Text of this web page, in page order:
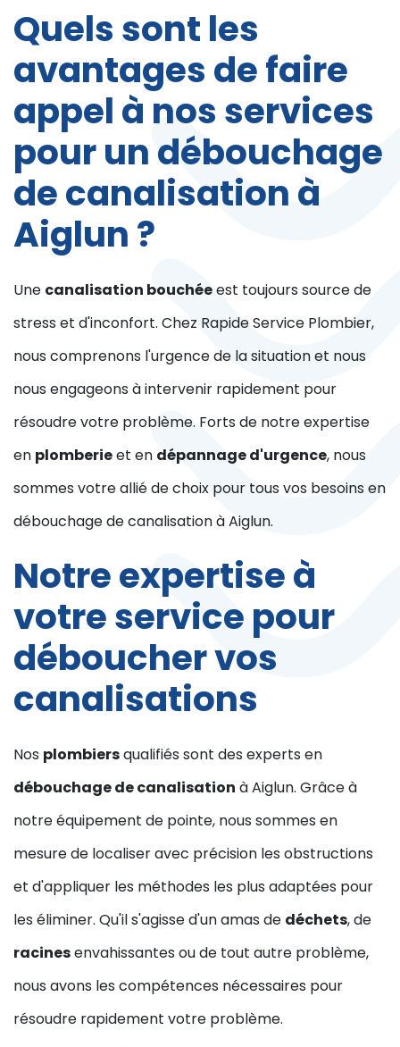
Quels sont les
avantages de faire
appel à nos services
pour un débouchage
de canalisation à
Aiglun ?
Une canalisation bouchéeest toujours source de
stress et d'inconfort. Chez Rapide Service Plombier,
nous comprenons l'urgence de la situation et nous
nous engageons à intervenir rapidement pour
résoudre votre problème. Forts de notre expertise
en plomberieet en dépannage d'urgence, nous
sommes votre allié de choix pour tous vos besoins en
débouchage de canalisation à Aiglun.
Notre expertise à
votre service pour
déboucher vos
canalisations
Nos plombiersqualifiés sont des experts en
débouchage de canalisation à Aiglun. Grâce à
notre équipement de pointe, nous sommes en
mesure de localiser avec précision les obstructions
et d'appliquer les méthodes les plus adaptées pour
les éliminer. Qu'il s'agisse d'un amas de déchets, de
racinesenvahissantes ou de tout autre problème,
nous avons les compétences nécessaires pour
résoudre rapidement votre problème.